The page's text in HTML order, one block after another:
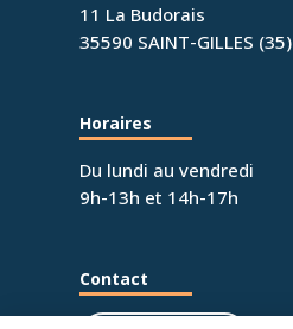
11 La Budorais
35590 SAINT-GILLES (35)
Horaires
Du lundi au vendredi
9h-13h et 14h-17h
Contact